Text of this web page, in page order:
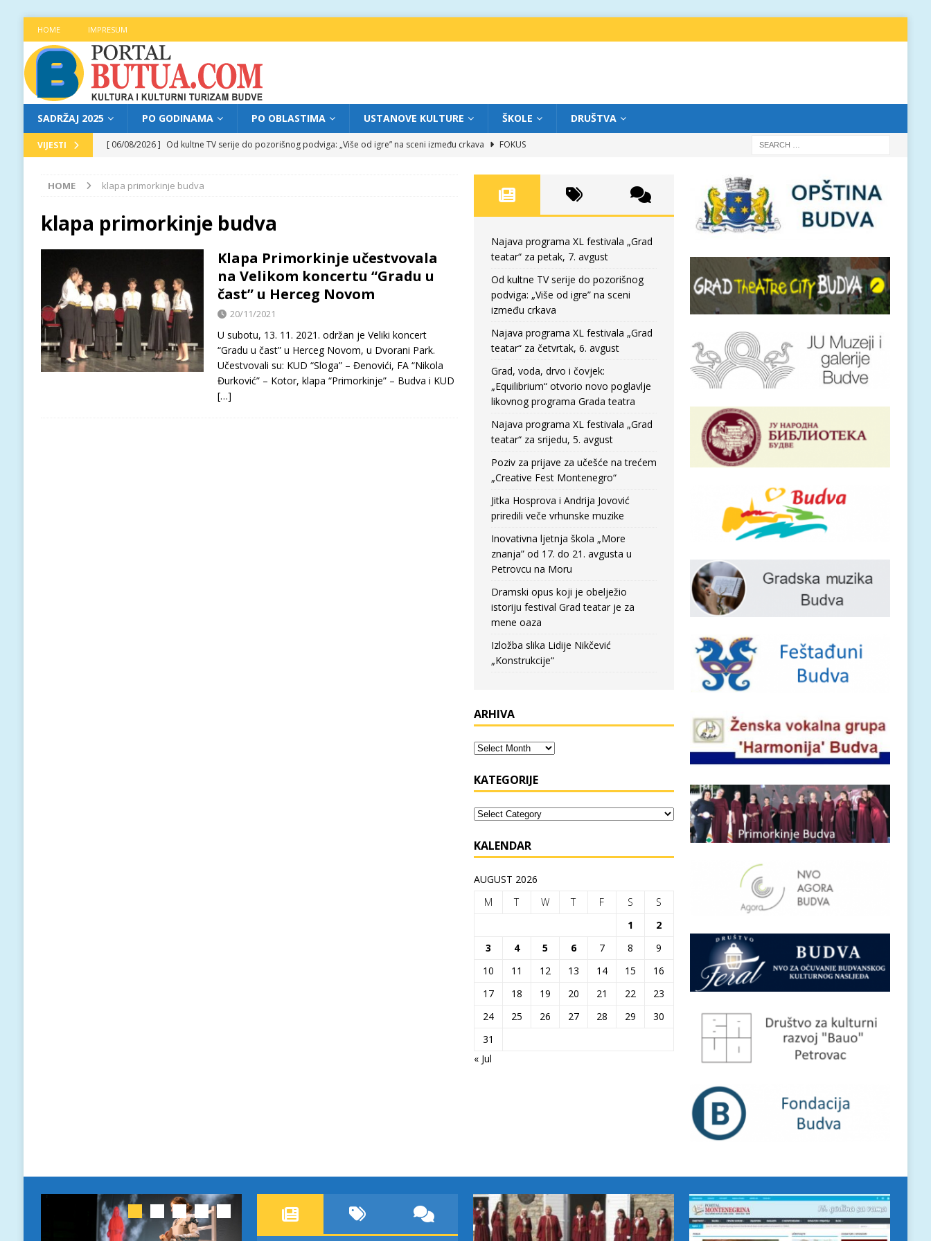
HOME IMPRESUM
SADRŽAJ 2025 PO GODINAMA PO OBLASTIMA USTANOVE KULTURE ŠKOLE DRUŠTVA
VIJESTI [ 06/08/2026 ] Od kultne TV serije do pozorišnog podviga: „Više od igre” na sceni između crkava
FOKUS
[ 05/08/2026 ] Grad, voda, drvo i čovjek: „Equilibrium“ otvorio novo poglavlje likovnog programa Grada teatra
FOKUS
[ 04/08/2026 ]
Najava programa XL festivala „Grad teatar“ za srijedu, 5. avgust
Najava programa XL festivala „Grad teatar“ za petak, 7. avgust
HOME klapa primorkinje budva
klapa primorkinje budva
Klapa Primorkinje učestvovala
na Velikom koncertu “Gradu u
čast” u Herceg Novom
20/11/2021
U subotu, 13. 11. 2021. održan je Veliki koncert
“Gradu u čast” u Herceg Novom, u Dvorani Park.
Učestvovali su: KUD “Sloga” – Đenovići, FA “Nikola
Đurković” – Kotor, klapa “Primorkinje” – Budva i KUD
[…]
Najava programa XL festivala „Grad
teatar“ za petak, 7. avgust
Od kultne TV serije do pozorišnog
podviga: „Više od igre” na sceni
između crkava
Najava programa XL festivala „Grad
teatar“ za četvrtak, 6. avgust
Grad, voda, drvo i čovjek:
„Equilibrium“ otvorio novo poglavlje
likovnog programa Grada teatra
Najava programa XL festivala „Grad
teatar“ za srijedu, 5. avgust
Poziv za prijave za učešće na trećem
„Creative Fest Montenegro“
Jitka Hosprova i Andrija Jovović
priredili veče vrhunske muzike
Inovativna ljetnja škola „More
znanja” od 17. do 21. avgusta u
Petrovcu na Moru
Dramski opus koji je obelježio
istoriju festival Grad teatar je za
mene oaza
Izložba slika Lidije Nikčević
„Konstrukcije“
ARHIVA
KATEGORIJE
KALENDAR
AUGUST 2026
M
T W T F S
S
1
2
3
4 5 6 7 8
9
10
11 12 13 14 15
16
17
18 19 20 21 22
23
24
25 26 27 28 29
30
31
« Jul